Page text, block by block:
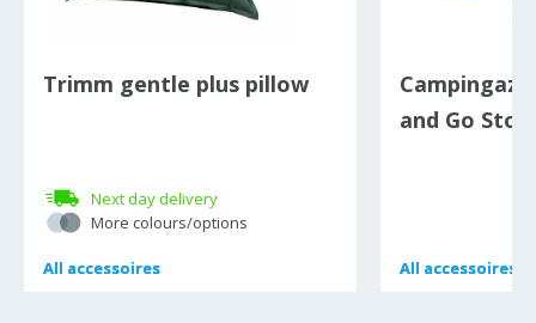
Trimm gentle plus pillow
Next day delivery
More colours/options
All accessoires
All accessoires
Campingaz
and Go
All accessoires
All accessoires